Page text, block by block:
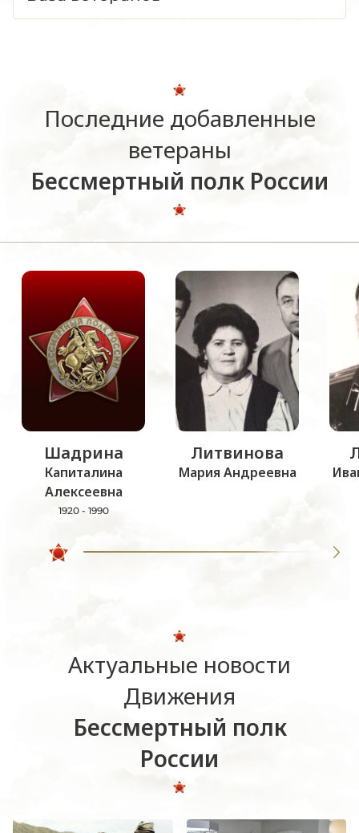
Последние добавленные
ветераны
Бессмертный полк России
Шадрина
Капиталина
Алексеевна
1920 - 1990
Литвинова
Мария Андреевна
Актуальные новости
Движения
Бессмертный полк
России